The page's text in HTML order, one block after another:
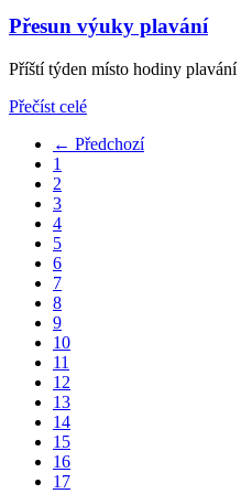
Přesun výuky plavání
Příští týden místo hodiny
Přečíst celé
← Předchozí
1
2
3
4
5
6
7
8
9
10
11
12
13
14
15
16
17